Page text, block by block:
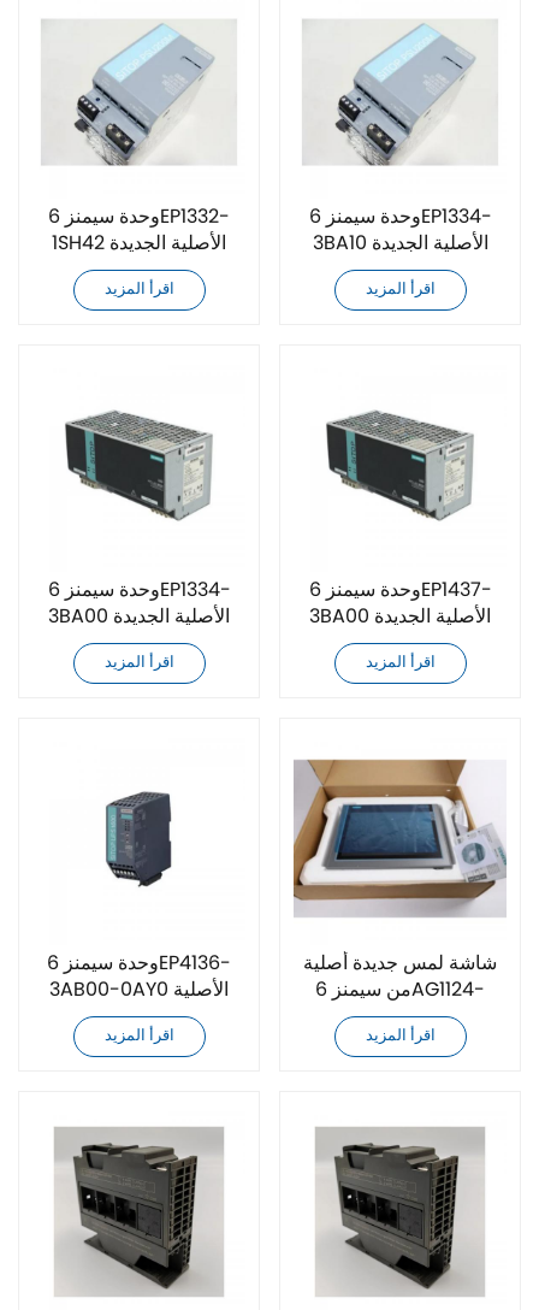
وحدة سيمنز 6EP1332-
1SH42 الأصلية الجديدة
اقرأ المزيد
وحدة سيمنز 6EP1334-
3BA10 الأصلية الجديدة
اقرأ المزيد
وحدة سيمنز 6EP1334-
3BA00 الأصلية الجديدة
اقرأ المزيد
وحدة سيمنز 6EP1437-
3BA00 الأصلية الجديدة
اقرأ المزيد
وحدة سيمنز 6EP4136-
3AB00-0AY0 الأصلية
الجديدة
اقرأ المزيد
شاشة لمس جديدة أصلية
من سيمنز 6AG1124-
0MC01-4AX0
اقرأ المزيد